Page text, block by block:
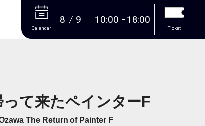
More
Calendar
8 9 10:00 18:00
Ticket
って来たペインターF
The Return of Painter F